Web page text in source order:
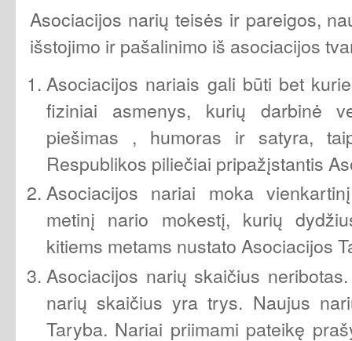
Asociacijos narių teisės ir pareigos,
išstojimo ir pašalinimo iš asociacijos
Asociacijos nariais gali būti bet
fiziniai asmenys, kurių darbinė
piešimas , humoras ir satyra,
Respublikos piliečiai pripažįstantis
Asociacijos nariai moka
metinį nario mokestį, kurių
kitiems metams nustato Asociacijos
Asociacijos narių skaičius
narių skaičius yra trys. Naujus
Taryba. Nariai priimami pateikę